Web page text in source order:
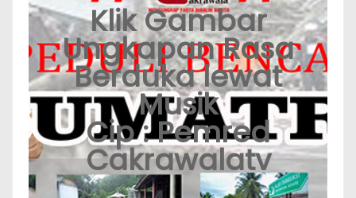
Klik Gambar
Ungkapan Rasa
Berduka lewat
Musik
Cip : Pemred
Cakrawalatv